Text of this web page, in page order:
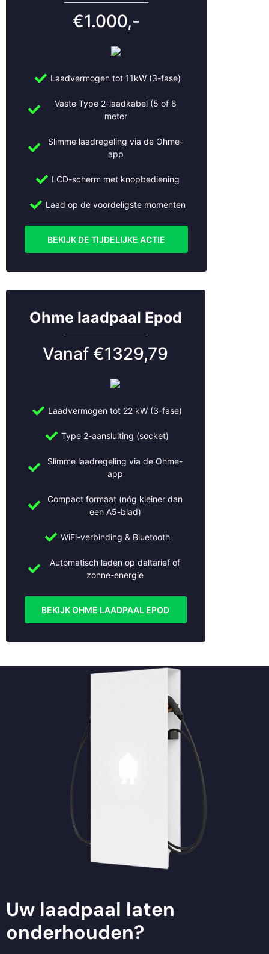
je laadpaal te waarborgen. Dit omvat inspecties van de
werking van de beveiligingssystemen, het controleren van
software-updates. Veel leveranciers bieden
updates.
Conclusie
kiezen van een laadpaal. Zorg ervoor dat de laadpaal
voldoet aan de nodige veiligheidsnormen en laat de
installatie uitvoeren door een professional. Dit garandeert
op de werkplek.
€1.000,-
Laadvermogen tot 11kW (3-fase)
Vaste Type 2-laadkabel (5 of 8
meter
Slimme laadregeling via de Ohme-
app
LCD-scherm met knopbediening
Laad op de voordeligste momenten
BEKIJK DE TIJDELIJKE ACTIE
Ohme laadpaal Epod
Vanaf €1329,79
Laadvermogen tot 22 kW (3-fase)
Type 2-aansluiting (socket)
Slimme laadregeling via de Ohme-
app
Compact formaat (nóg kleiner dan
een A5-blad)
WiFi-verbinding & Bluetooth
Automatisch laden op daltarief of
zonne-energie
BEKIJK OHME LAADPAAL EPOD
Uw laadpaal laten
onderhouden?